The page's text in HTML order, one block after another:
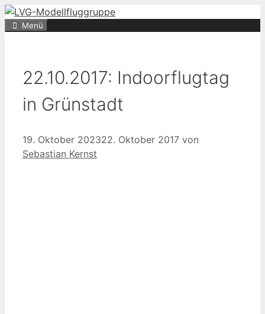
Zum
InhaltMenü
22.10.2017: Indoorflugtag
in Grünstadt
19. Oktober 202322. Oktober 2017 von
Sebastian Kernst